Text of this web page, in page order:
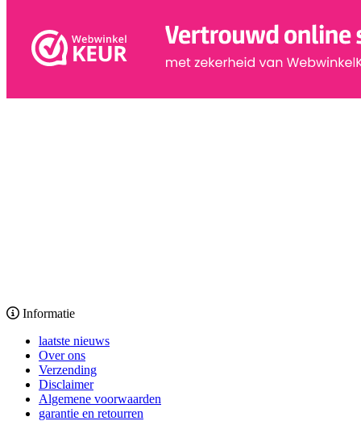
Informatie
laatste nieuws
Over ons
Verzending
Disclaimer
Algemene voorwaarden
garantie en retourren